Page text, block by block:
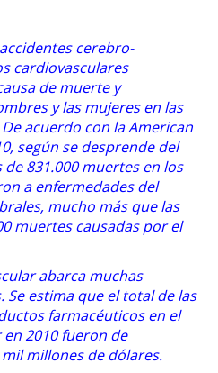
cerebro-
cardiovasculares
de muerte y
y las mujeres en las
acuerdo con la American
según se desprende del
831.000 muertes en los
a enfermedades del
mucho más que las
muertes causadas por el
abarca muchas
estima que el total de las
farmacéuticos en el
2010 fueron de
millones de dólares.